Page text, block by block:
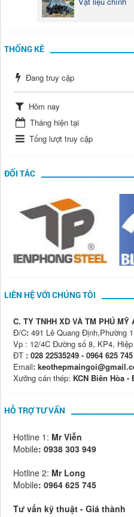
THỐNG KÊ
Đang truy cập
Hôm nay
Tháng hiện tại
Tổng lượt truy cập
ĐỐI TÁC
LIÊN HỆ VỚI CHÚNG TÔI
C. TY TNHH XD VÀ TM PHÚ MỸ
Đ/C: 491 Lê Quang Định,Phường
Vp : 12/4C Đường số 8, KP4,
ĐT : 028 22535249 - 0964 625 745
Email:
Xưởng cán thép: KCN Biên Hòa -
HỖ TRỢ TƯ VẤN
Hotline 1: Mr Viễn
Mobile: 0938 303 949
Hotline 2: Mr Long
Mobile: 0964 625 745
Tư vấn kỹ thuật - Giá thành